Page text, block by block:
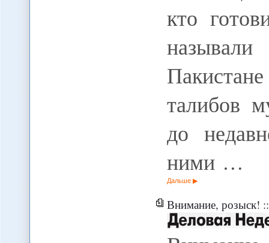
кто
талибов
до
ними …
Дальше
Внимание, розыск!